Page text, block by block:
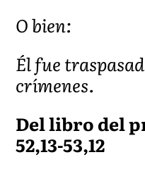
O bien:
Él fue
crímenes.
Del libro del
52,13-53,12